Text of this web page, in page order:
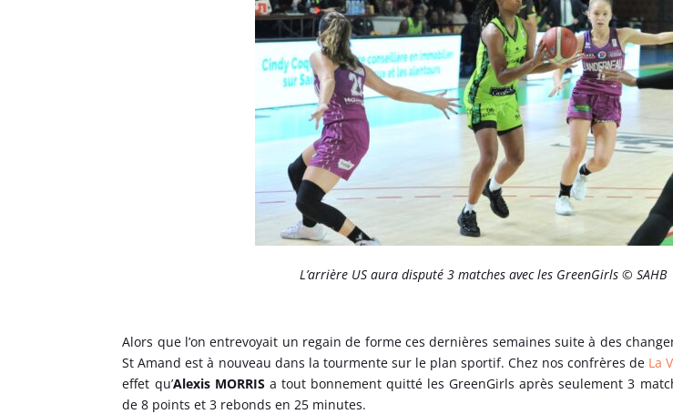
L’arrière US aura disputé 3 matches avec les GreenGirls © SAHB
Alors que l’on entrevoyait un regain de forme ces dernières semaines suite à des
St Amand est à nouveau dans la tourmente sur le plan sportif. Chez nos confrères de La
effet qu’Alexis MORRISa tout bonnement quitté les GreenGirls après seulement 3
de 8 points et 3 rebonds en 25 minutes.